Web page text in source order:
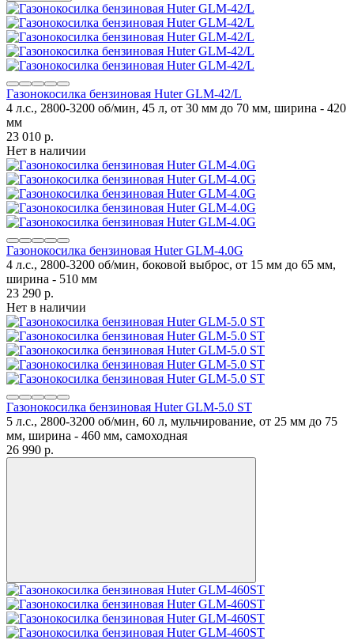
Газонокосилка бензиновая Huter GLM-42/L
4 л.с., 2800-3200 об/мин, 45 л, от 30 мм до 70 мм, ширина - 420
мм
23 010 p.
Нет в наличии
Газонокосилка бензиновая Huter GLM-4.0G
4 л.с., 2800-3200 об/мин, боковой выброс, от 15 мм до 65 мм,
ширина - 510 мм
23 290 p.
Нет в наличии
Газонокосилка бензиновая Huter GLM-5.0 ST
5 л.с., 2800-3200 об/мин, 60 л, мульчирование, от 25 мм до 75
мм, ширина - 460 мм, самоходная
26 990 p.